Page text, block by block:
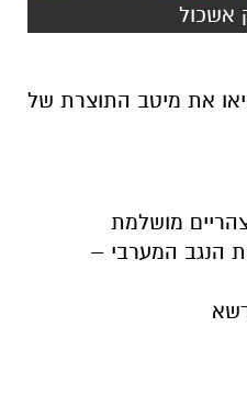
אשכול
שיביאו את מיטב התוצרת של
מושלמת
הנגב המערבי –